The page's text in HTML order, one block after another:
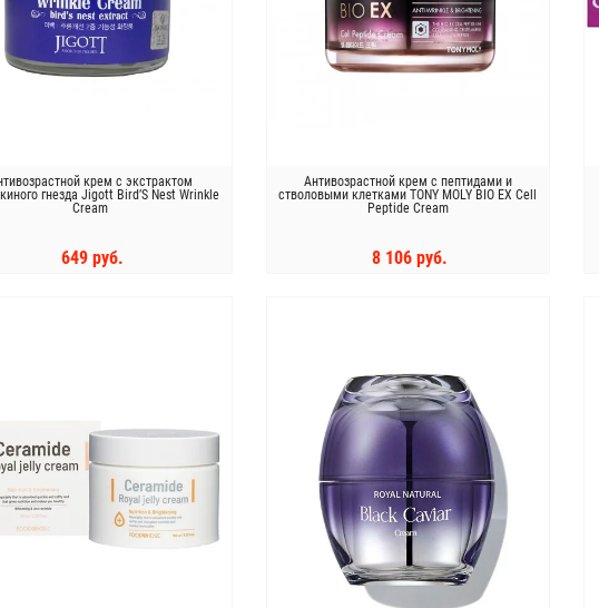
крем с экстрактом
гнезда Jigott Bird’S Nest Wrinkle
Cream
649 руб.
Антивозрастной крем с пептидами и
стволовыми клетками TONY MOLY BIO EX Cell
Peptide Cream
8 106 руб.